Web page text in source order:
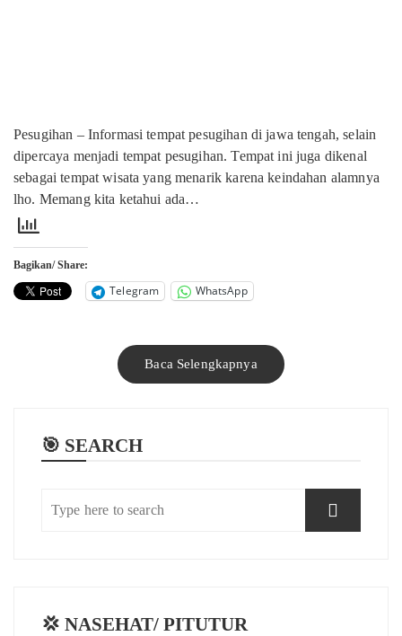
Pesugihan – Informasi tempat pesugihan di jawa tengah, selain
dipercaya menjadi tempat pesugihan. Tempat ini juga dikenal
sebagai tempat wisata yang menarik karena keindahan alamnya
lho. Memang kita ketahui ada…
Bagikan/ Share:
Telegram WhatsApp
Baca Selengkapnya
🎯 SEARCH
💢 NASEHAT/ PITUTUR